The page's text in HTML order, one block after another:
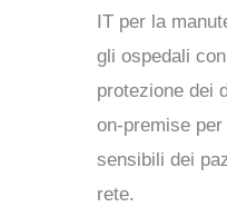
IT per la
gli ospedali
protezione dei
on-premise
sensibili dei
rete.